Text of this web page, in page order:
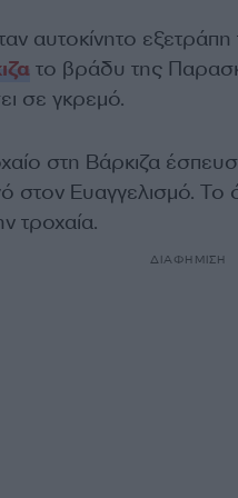
αυτοκίνητο
το βράδυ της
σε γκρεμό.
στη Βάρκιζα
στον Ευαγγελισμό.
τροχαία.
ΔΙΑΦΗΜΙΣΗ